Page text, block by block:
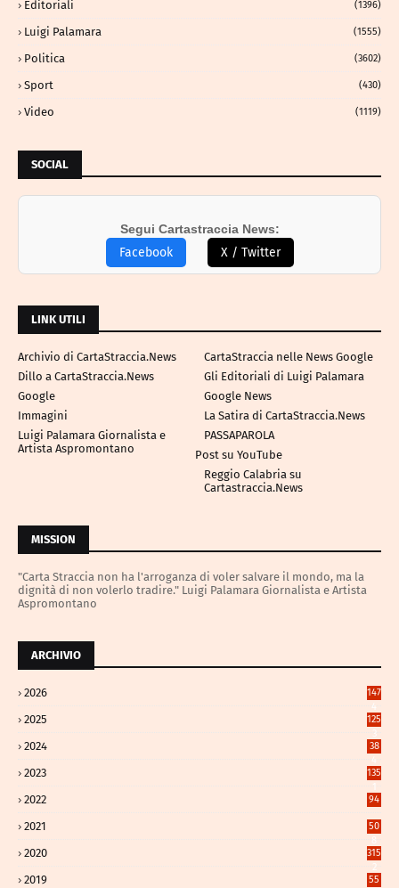
Editoriali (1396)
Luigi Palamara (1555)
Politica (3602)
Sport (430)
Video (1119)
SOCIAL
Segui Cartastraccia News:
Facebook X / Twitter
LINK UTILI
Archivio di CartaStraccia.News
CartaStraccia nelle News Google
Dillo a CartaStraccia.News
Gli Editoriali di Luigi Palamara
Google
Google News
Immagini
La Satira di CartaStraccia.News
Luigi Palamara Giornalista e
Artista Aspromontano
PASSAPAROLA
Post su YouTube
Reggio Calabria su
Cartastraccia.News
MISSION
"Carta Straccia non ha l'arroganza di voler salvare il mondo, ma la
dignità di non volerlo tradire." Luigi Palamara Giornalista e Artista
Aspromontano
ARCHIVIO
2026
147
4
2025
125
3
2024
38
4
2023
135
1
2022 94
2021
50
8
2020
315
2
2019 55